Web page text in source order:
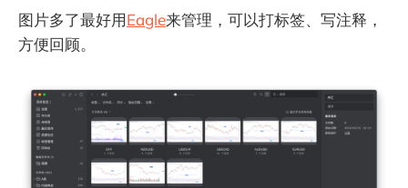
图片多了最好用Eagle来管理，可以打标签、写注释，
方便回顾。